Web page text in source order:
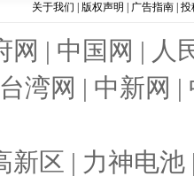
关于我们 版权声明 广告指南 投
网 | 中国网 | 人
湾网 | 中新网 |
新区 | 力神电池